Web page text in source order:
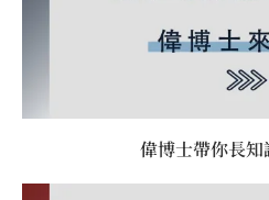
偉博士帶你長